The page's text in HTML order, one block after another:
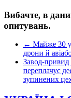
Вибачте, в
опитувань.
← Майже 30
дрони й
Завод-привид
переплачує
зупинених